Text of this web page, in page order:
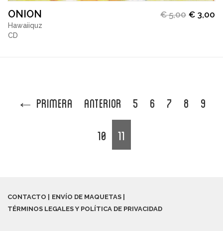
ONION
Hawaiiquz
CD
€5,00 € 3,00
← Primera Anterior 5 6 7 8
9
10
11
CONTACTO
ENVÍO DE MAQUETAS
TÉRMINOS LEGALES Y POLÍTICA DE PRIVACIDAD